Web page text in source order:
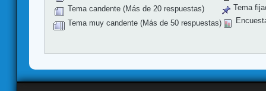
Tema candente (Más de 20 respuestas)
Tema muy candente (Más de 50 respuestas)
Tema